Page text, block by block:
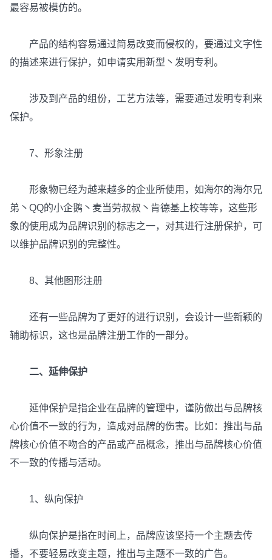
最容易被模仿的。
产品的结构容易通过简易改变而侵权的，要通过文字性
的描述来进行保护，如申请实用新型丶发明专利。
涉及到产品的组份，工艺方法等，需要通过发明专利来
保护。
7、形象注册
形象物已经为越来越多的企业所使用，如海尔的海尔兄
弟丶QQ的小企鹅丶麦当劳叔叔丶肯德基上校等等，这些形
象的使用成为品牌识别的标志之一，对其进行注册保护，可
以维护品牌识别的完整性。
8、其他图形注册
还有一些品牌为了更好的进行识别，会设计一些新颖的
辅助标识，这也是品牌注册工作的一部分。
二、延伸保护
延伸保护是指企业在品牌的管理中，谨防做出与品牌核
心价值不一致的行为，造成对品牌的伤害。比如：推出与品
牌核心价值不吻合的产品或产品概念，推出与品牌核心价值
不一致的传播与活动。
1、纵向保护
纵向保护是指在时间上，品牌应该坚持一个主题去传
播，不要轻易改变主题，推出与主题不一致的广告。